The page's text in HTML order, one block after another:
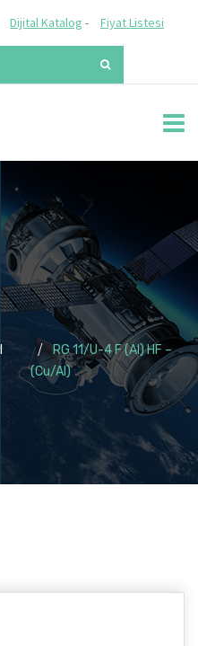
Dijital Katalog - Fiyat Listesi
RG 11/U-4 F (Al) HF –
(Cu/Al)